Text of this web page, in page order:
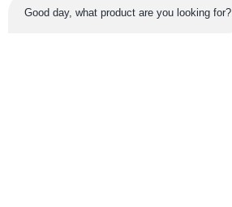
ফাইল যুক্ত করুন
Good day, what product are you looking for?